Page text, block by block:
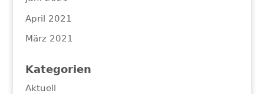
April 2021
März 2021
Kategorien
Aktuell